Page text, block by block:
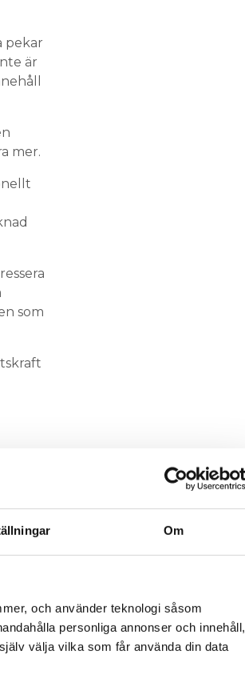
Om
och använder teknologi såsom
personliga annonser och innehåll,
välja vilka som får använda din data
pekar
är
mer.
som